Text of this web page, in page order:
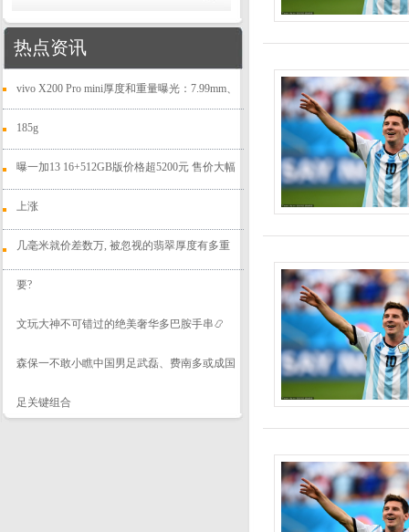
热点资讯
vivo X200 Pro mini厚度和重量曝光：7.99mm、
185g
曝一加13 16+512GB版价格超5200元 售价大幅
上涨
几毫米就价差数万, 被忽视的翡翠厚度有多重
要?
文玩大神不可错过的绝美奢华多巴胺手串📿
森保一不敢小瞧中国男足武磊、费南多或成国
足关键组合